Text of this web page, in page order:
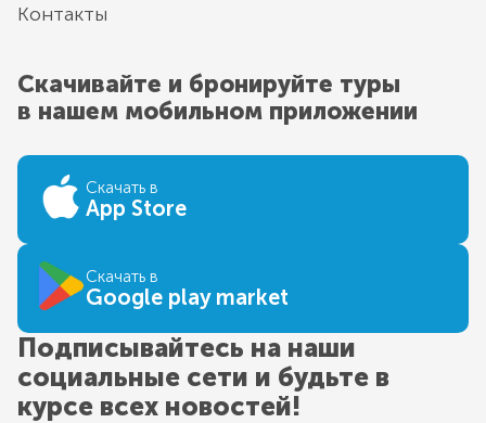
Контакты
Скачивайте и бронируйте туры
в нашем мобильном приложении
Скачать в
App Store
Скачать в
Google play market
Подписывайтесь на наши
социальные сети и будьте в
курсе всех новостей!